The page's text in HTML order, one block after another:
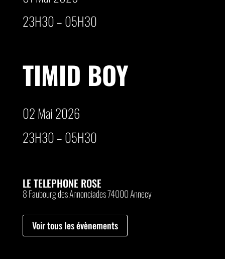
23H30 – 05H30
TIMID BOY
02 Mai 2026
23H30 – 05H30
LE TELEPHONE ROSE
8 Faubourg des Annonciades 74000 Annecy
Voir tous les évènements